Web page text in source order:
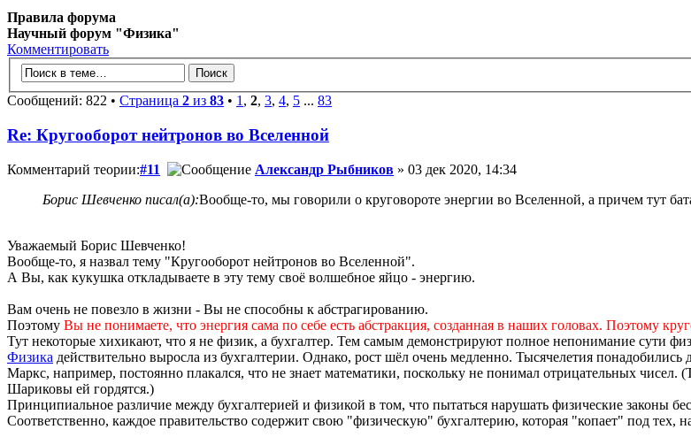
Правила форума
Научный форум "Физика"
Комментировать
Сообщений: 822 • Страница 2 из 83 • 1, 2, 3, 4, 5 ... 83
Re: Кругооборот нейтронов во Вселенной
Комментарий теории:#11 Александр Рыбников » 03 дек 2020, 14:34
Борис Шевченко писал(а):Вообще-то, мы говорили о круговороте энергии во Вселенной, а причем тут
Уважаемый Борис Шевченко!
Вообще-то, я назвал тему "Кругооборот нейтронов во Вселенной".
А Вы, как кукушка откладываете в эту тему своё волшебное яйцо - энергию.
Вам очень не повезло в жизни - Вы не способны к абстрагированию.
Поэтому Вы не понимаете, что энергия сама по себе есть абстракция, созданная в наших головах. Поэтому
Тут некоторые хихикают, что я не физик, а бухгалтер. Тем самым демонстрируют полное непонимание сути
Физика действительно выросла из бухгалтерии. Однако, рост шёл очень медленно. Тысячелетия
Маркс, например, постоянно плакался, что не знает математики, поскольку не понимал отрицательных
Шариковы ей гордятся.)
Принципиальное различие между бухгалтерией и физикой в том, что пытаться нарушать физические законы
Соответственно, каждое правительство содержит свою "физическую" бухгалтерию, которая "копает" под тех,